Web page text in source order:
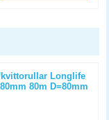
kvittorullar Longlife
80m D=80mm